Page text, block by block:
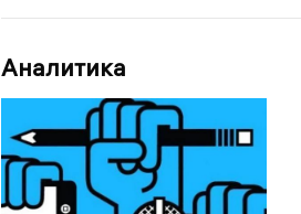
Аналитика